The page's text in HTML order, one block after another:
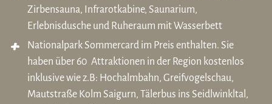
Zirbensauna, Infrarotkabine, Saunarium,
Erlebnisdusche und Ruheraum mit Wasserbett
Nationalpark Sommercard im Preis enthalten. Sie
haben über 60 Attraktionen in der Region kostenlos
inklusive wie z.B: Hochalmbahn, Greifvogelschau,
Mautstraße Kolm Saigurn, Tälerbus ins Seidlwinkltal,